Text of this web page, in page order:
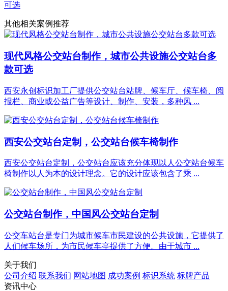
可选
其他相关案例推荐
现代风格公交站台制作，城市公共设施公交站台多
款可选
西安永创标识加工厂提供公交站台站牌、候车厅、候车椅、阅
报栏、商业或公益广告等设计、制作、安装，多种风 ...
西安公交站台定制，公交站台候车椅制作
西安公交站台定制，公交站台应该充分体现以人公交站台候车
椅制作以人为本的设计理念。它的设计应该包含了乘 ...
公交站台制作，中国风公交站台定制
公交车站台是专门为城市候车市民建设的公共设施，它提供了
人们候车场所，为市民候车亭提供了方便。由于城市 ...
关于我们
公司介绍 联系我们 网站地图 成功案例 标识系统 标牌产品
资讯中心